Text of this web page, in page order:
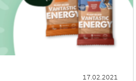
17.02.2021